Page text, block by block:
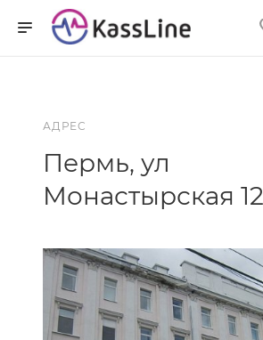
АДРЕС
Пермь, ул
Монастырская